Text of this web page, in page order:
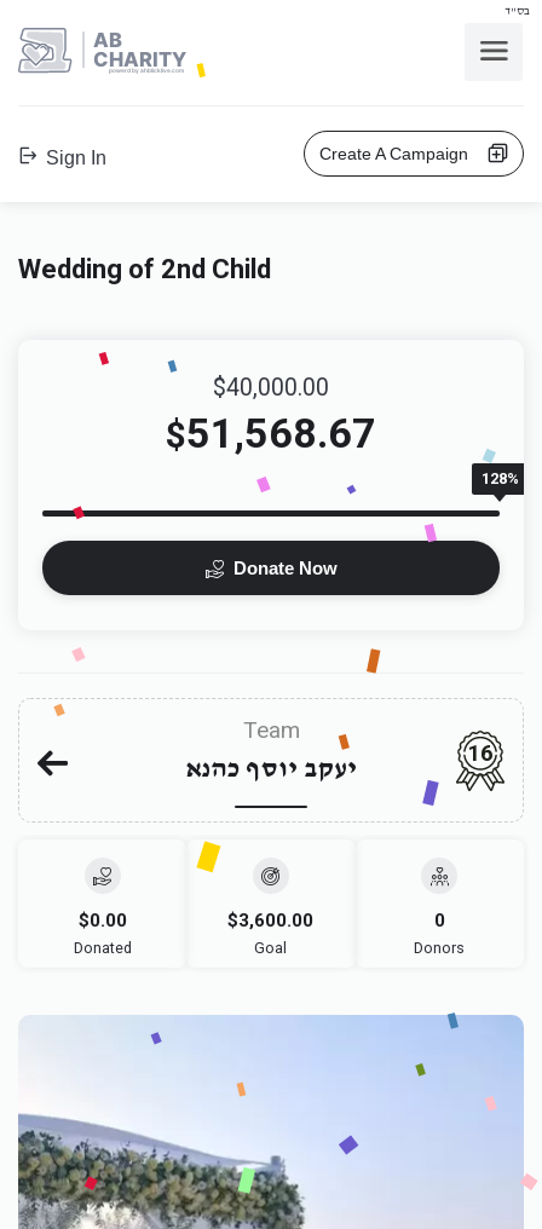
בס"ד
AB
CHARITY
powerd by ahblicklive.com
Sign In Create A Campaign
Wedding of 2nd Child
$40,000.00
$51,568.67
128%
Donate Now
Team
יעקב יוסף כהנא
16
$0.00
Donated
$3,600.00
Goal
0
Donors